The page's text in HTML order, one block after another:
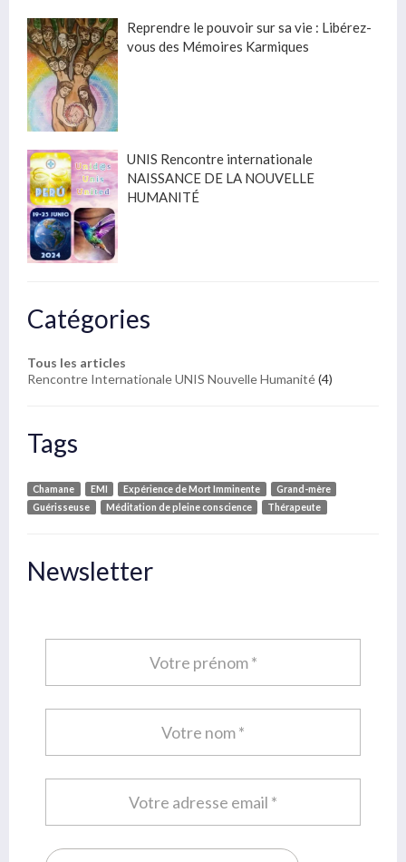
Reprendre le pouvoir sur sa vie : Libérez-
vous des Mémoires Karmiques
UNIS Rencontre internationale
NAISSANCE DE LA NOUVELLE
HUMANITÉ
Catégories
Tous les articles
Rencontre Internationale UNIS Nouvelle Humanité(4)
Tags
Chamane EMI Expérience de Mort Imminente
Grand-mère
Guérisseuse
Méditation de pleine conscience Thérapeute
Newsletter